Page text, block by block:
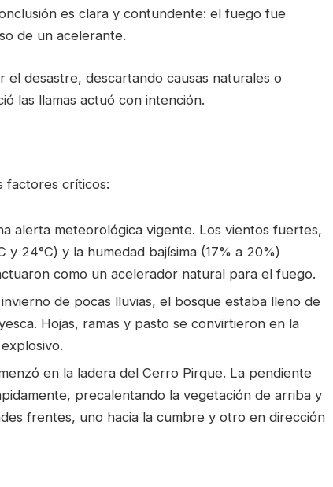
es clara y contundente: el fuego fue
de un acelerante.
desastre, descartando causas naturales o
las llamas actuó con intención.
factores críticos:
alerta meteorológica vigente. Los vientos fuertes,
24°C) y la humedad bajísima (17% a 20%)
como un acelerador natural para el fuego.
de pocas lluvias, el bosque estaba lleno de
Hojas, ramas y pasto se convirtieron en la
en la ladera del Cerro Pirque. La pendiente
precalentando la vegetación de arriba y
frentes, uno hacia la cumbre y otro en dirección